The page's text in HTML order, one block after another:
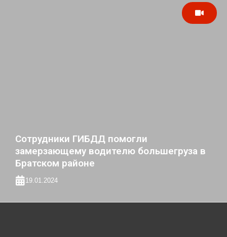
Сотрудники ГИБДД помогли
замерзающему водителю большегруза в
Братском районе
19.01.2024